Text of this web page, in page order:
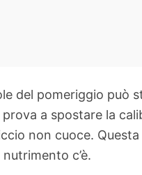
del pomeriggio può
a spostare la
non cuoce.
c’è.